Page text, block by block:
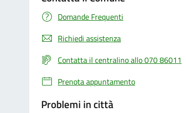
Domande Frequenti
Richiedi assistenza
Contatta il centralino allo 070 86011
Prenota appuntamento
Problemi in città